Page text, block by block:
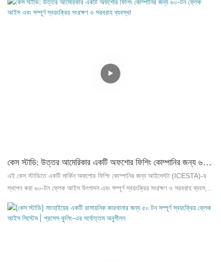
তৈরি। এর ফলে তৈরি হয় শুকনো, দলাবিহীন ফ্লেক আইস এবং শক্তি খরচ হয় ১৮% কম।
প্রকল্পের সম্পূর্ণ পটভূমি, বাস্তবায়ন প্রক্রিয়া এবং গ্রাহকের মতামত দেখুন।
কেস স্টাডি: উত্তর আমেরিকার একটি অফশোর ফিশিং কোম্পানির জন্য ৬০-
টন ফ্লেক আইস এবং সম্পূর্ণ স্বয়ংক্রিয় সংরক্ষণ ও সরবরাহ ব্যবস্থা
এই কেস স্টাডিতে একটি মার্কিন অফশোর ফিশিং কোম্পানির জন্য আইসেস্টা (ICESTA)-র
স্থাপন করা ৬০-টন ফ্লেক আইস উৎপাদন এবং সম্পূর্ণ স্বয়ংক্রিয় সংরক্ষণ ও সরবরাহ ব্যবস্থার
বিস্তারিত বিবরণ দেওয়া হয়েছে। এতে প্রেক্ষাপট, সমাধানের মূল বৈশিষ্ট্য এবং গ্রাহক
উপযোগিতা তুলে ধরা হয়েছে, যা একটি বৃহৎ আকারের ফিশারি আইস সিস্টেমের বাস্তব ফলাফল